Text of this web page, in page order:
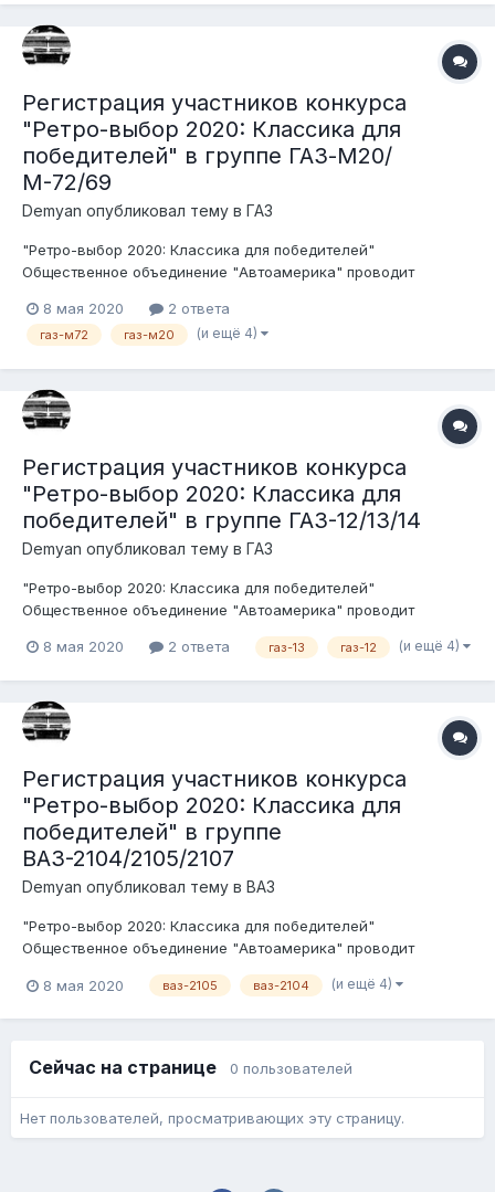
Регистрация участников конкурса
"Ретро-выбор 2020: Классика для
победителей" в группе ГАЗ-М20/
М-72/69
Demyan опубликовал тему в ГАЗ
"Ретро-выбор 2020: Классика для победителей"
Общественное объединение "Автоамерика" проводит
советского автопрома. Беспристрастными судьями будут
сами участники форума. Условия конкурса: 1. Транспортное
8 мая 2020 2 ответа
газ-м72 газ-м20 (и ещё 4)
Регистрация участников конкурса
"Ретро-выбор 2020: Классика для
победителей" в группе ГАЗ-12/13/14
Demyan опубликовал тему в ГАЗ
"Ретро-выбор 2020: Классика для победителей"
Общественное объединение "Автоамерика" проводит
советского автопрома. Беспристрастными судьями будут
средство должно быть зарегистри...
8 мая 2020 2 ответа газ-13 газ-12 (и ещё 4)
Регистрация участников конкурса
"Ретро-выбор 2020: Классика для
победителей" в группе
ВАЗ-2104/2105/2107
Demyan опубликовал тему в ВАЗ
"Ретро-выбор 2020: Классика для победителей"
Общественное объединение "Автоамерика" проводит
советского автопрома. Беспристрастными судьями будут
8 мая 2020 ваз-2105 ваз-2104 (и ещё 4)
Сейчас на странице 0 пользователей
Нет пользователей, просматривающих эту страницу.